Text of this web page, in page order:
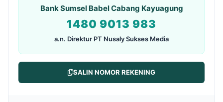
Bank Sumsel Babel Cabang Kayuagung
1480 9013 983
a.n. Direktur PT Nusaly Sukses Media
SALIN NOMOR REKENING